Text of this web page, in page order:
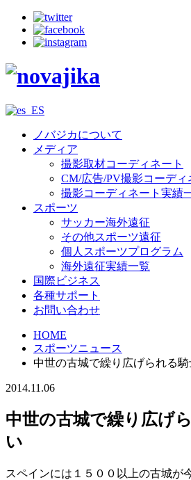
ノバジカについて
メディア
撮影取材コーディネート
CM/広告/PV撮影コーディ
撮影コーディネート実績
スポーツ
サッカー海外遠征
その他スポーツ遠征
個人スポーツプログラム
海外遠征実績一覧
国際ビジネス
各種サポート
お問い合わせ
HOME
スポーツニュース
中世の古城で繰り広げられる
2014.11.06
中世の古城で繰り広げ
い
スペインには１５００以上の古城が